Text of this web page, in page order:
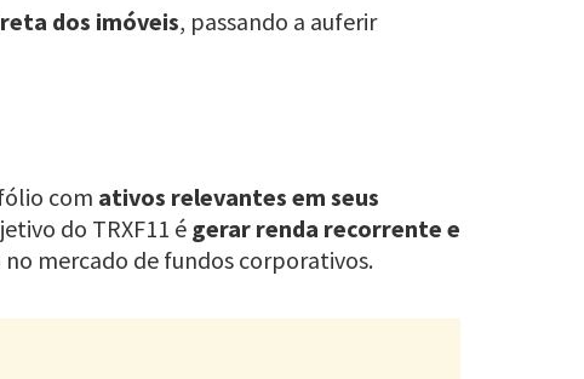
dos imóveis, passando a auferir
com ativos relevantes em seus
do TRXF11 é gerar renda recorrente e
mercado de fundos corporativos.